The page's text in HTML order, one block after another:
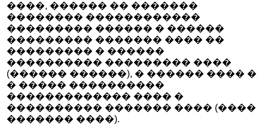
����, ������ �� �������
�������� ������������
��������� ������ � ������
��������� ������� ���� ��
��������� � ������
���������� ��������� ����
(������ ������), � ������ ���� �
� ����� ����������
������������� ���� �
���������� ������� ���� (����
������� ����).